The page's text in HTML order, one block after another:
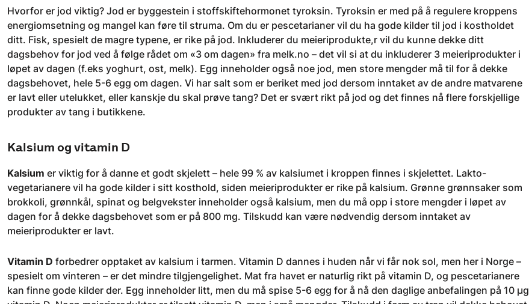
Hvorfor er jod viktig? Jod er byggestein i stoffskiftehormonet tyroksin. Tyroksin er med på å regulere kroppens
energiomsetning og mangel kan føre til struma. Om du er pescetarianer vil du ha gode kilder til jod i kostholdet
ditt. Fisk, spesielt de magre typene, er rike på jod. Inkluderer du meieriprodukte,r vil du kunne dekke ditt
dagsbehov for jod ved å følge rådet om «3 om dagen» fra melk.no – det vil si at du inkluderer 3 meieriprodukter i
løpet av dagen (f.eks yoghurt, ost, melk). Egg inneholder også noe jod, men store mengder må til for å dekke
dagsbehovet, hele 5-6 egg om dagen. Vi har salt som er beriket med jod dersom inntaket av de andre matvarene
er lavt eller utelukket, eller kanskje du skal prøve tang? Det er svært rikt på jod og det finnes nå flere forskjellige
produkter av tang i butikkene.
Kalsium og vitamin D
Kalsium er viktig for å danne et godt skjelett – hele 99 % av kalsiumet i kroppen finnes i skjelettet. Lakto-
vegetarianere vil ha gode kilder i sitt kosthold, siden meieriprodukter er rike på kalsium. Grønne grønnsaker som
brokkoli, grønnkål, spinat og belgvekster inneholder også kalsium, men du må opp i store mengder i løpet av
dagen for å dekke dagsbehovet som er på 800 mg. Tilskudd kan være nødvendig dersom inntaket av
meieriprodukter er lavt.
Vitamin D forbedrer opptaket av kalsium i tarmen. Vitamin D dannes i huden når vi får nok sol, men her i Norge –
spesielt om vinteren – er det mindre tilgjengelighet. Mat fra havet er naturlig rikt på vitamin D, og pescetarianere
kan finne gode kilder der. Egg inneholder litt, men du må spise 5-6 egg for å nå den daglige anbefalingen på 10 µg